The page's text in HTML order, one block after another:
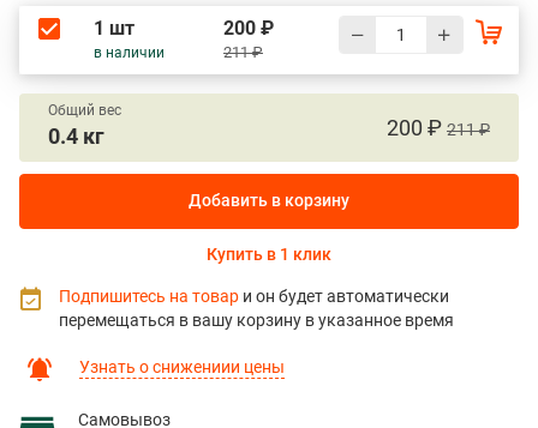
1 шт
в наличии
200 ₽
211 ₽
Узнать о снижениии цены
Самовывоз
Общий вес
0.4 кг 200 ₽ 211 ₽
Добавить в корзину
Купить в 1 клик
Подпишитесь на товар и он будет автоматически
перемещаться в вашу корзину в указанное время